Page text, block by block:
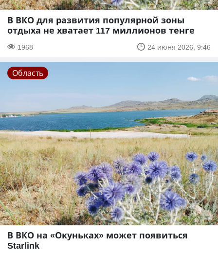
В ВКО для развития популярной зоны
отдыха не хватает 117 миллионов тенге
1968 24 июня 2026, 9:46
Область
В ВКО на «Окуньках» может появиться
Starlink